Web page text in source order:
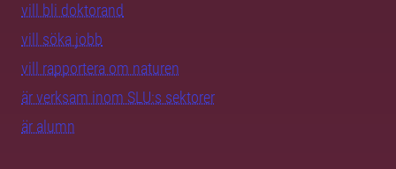
vill bli doktorand
vill söka jobb
vill rapportera om naturen
är verksam inom SLU:s sektorer
är alumn